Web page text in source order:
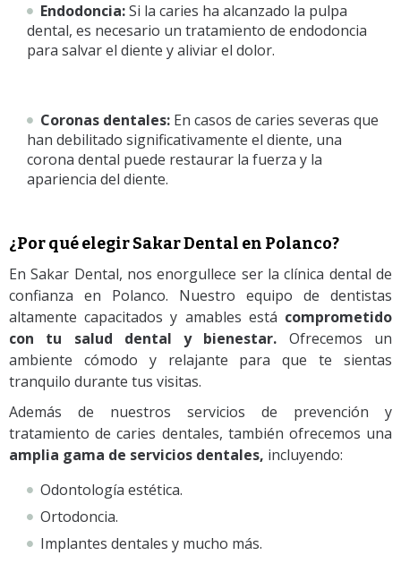
Endodoncia:Si la caries ha alcanzado la pulpa
dental, es necesario un tratamiento de endodoncia
para salvar el diente y aliviar el dolor.
Coronas dentales: En casos de caries severas que
han debilitado significativamente el diente, una
corona dental puede restaurar la fuerza y la
apariencia del diente.
¿Por qué elegir Sakar Dental en Polanco?
En Sakar Dental, nos enorgullece ser la clínica dental de
confianza en Polanco. Nuestro equipo de dentistas
altamente capacitados y amables está comprometido
con tu salud dental y bienestar. Ofrecemos un
ambiente cómodo y relajante para que te sientas
tranquilo durante tus visitas.
Además de nuestros servicios de prevención y
tratamiento de caries dentales, también ofrecemos una
amplia gama de servicios dentales, incluyendo:
Odontología estética.
Ortodoncia.
Implantes dentales y mucho más.